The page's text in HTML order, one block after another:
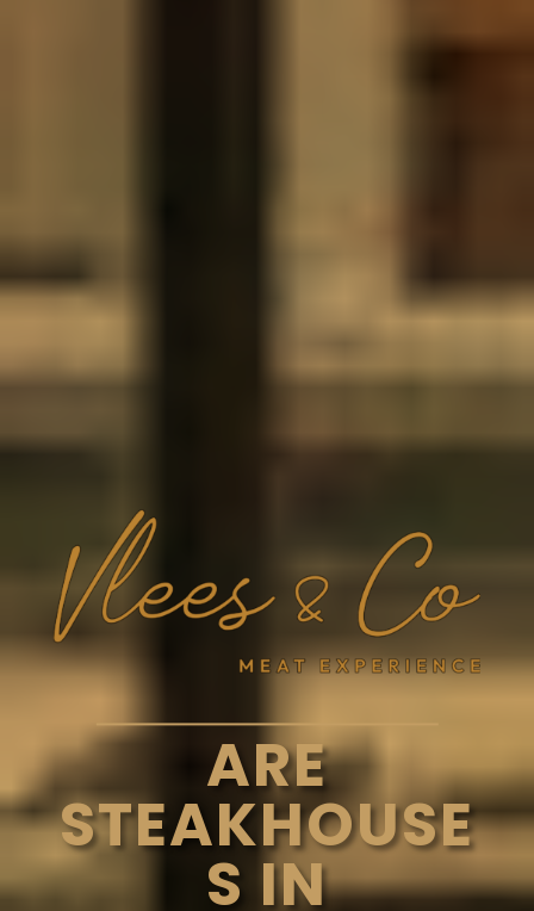
ARE
STEAKHOUSE
S IN